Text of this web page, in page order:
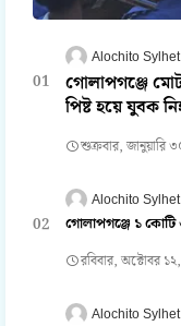
Alochito Sylhet
গোলাপগঞ্জে
পিষ্ট হয়ে যুবক
শুক্রবার, জানুয়ারি
Alochito Sylhet
গোলাপগঞ্জে ১
রবিবার, অক্টোবর
Alochito Sylhet